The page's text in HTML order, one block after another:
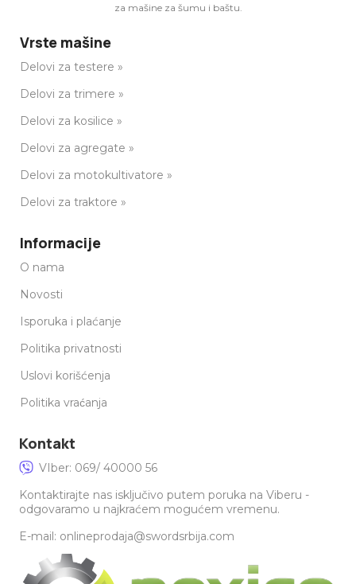
za mašine za šumu i baštu.
Vrste mašine
Delovi za testere »
Delovi za trimere »
Delovi za kosilice »
Delovi za agregate »
Delovi za motokultivatore »
Delovi za traktore »
Informacije
O nama
Novosti
Isporuka i plaćanje
Politika privatnosti
Uslovi korišćenja
Politika vraćanja
Kontakt
VIber: 069/ 40000 56
Kontaktirajte nas isključivo putem poruka na Viberu -
odgovaramo u najkraćem mogućem vremenu.
E-mail: onlineprodaja@swordsrbija.com